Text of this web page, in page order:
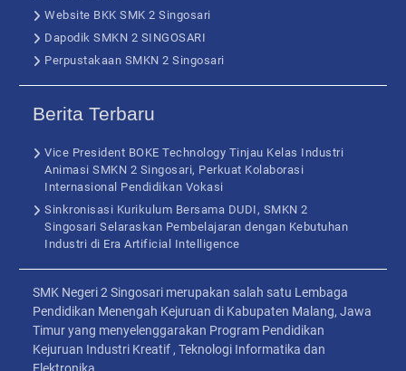
Website BKK SMK 2 Singosari
Dapodik SMKN 2 SINGOSARI
Perpustakaan SMKN 2 Singosari
Berita Terbaru
Vice President BOKE Technology Tinjau Kelas Industri
Animasi SMKN 2 Singosari, Perkuat Kolaborasi
Internasional Pendidikan Vokasi
Sinkronisasi Kurikulum Bersama DUDI, SMKN 2
Singosari Selaraskan Pembelajaran dengan Kebutuhan
Industri di Era Artificial Intelligence
SMK Negeri 2 Singosari merupakan salah satu Lembaga
Pendidikan Menengah Kejuruan di Kabupaten Malang, Jawa
Timur yang menyelenggarakan Program Pendidikan
Kejuruan Industri Kreatif , Teknologi Informatika dan